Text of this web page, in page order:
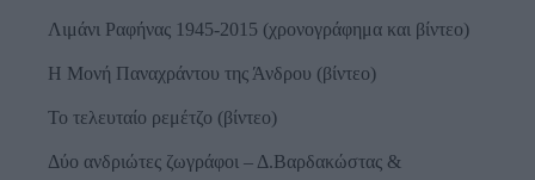
Λιμάνι Ραφήνας 1945-2015 (χρονογράφημα και βίντεο)
Η Μονή Παναχράντου της Άνδρου (βίντεο)
Το τελευταίο ρεμέτζο (βίντεο)
Δύο ανδριώτες ζωγράφοι – Δ.Βαρδακώστας &